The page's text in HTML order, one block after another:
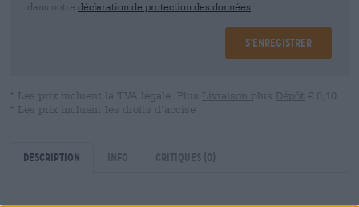
dans notre déclaration de protection des données
S’enregistrer
* Les prix incluent la TVA légale. Plus Livraison plus Dépôt € 0,10
* Les prix incluent les droits d’accise
Description Info Critiques (0)